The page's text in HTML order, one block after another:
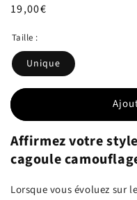
Prix
19,00€
Taille :
Unique
Affirmez votre
cagoule
Lorsque vous évoluez sur